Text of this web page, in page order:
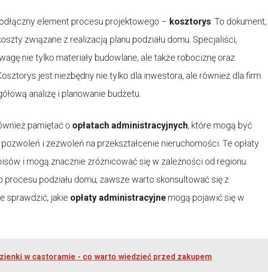
element procesu projektowego – kosztorys . To dokument,
związane z realizacją planu podziału domu. Specjaliści,
nie tylko materiały budowlane, ale także robociznę oraz
jest niezbędny nie tylko dla inwestora, ale również dla firm
analizę i planowanie budżetu.
pamiętać o opłatach administracyjnych, które mogą być
i zezwoleń na przekształcenie nieruchomości. Te opłaty
i mogą znacznie zróżnicować się w zależności od regionu.
podziału domu, zawsze warto skonsultować się z
sprawdzić, jakie opłaty administracyjnemogą pojawić się w
w castoramie - co warto wiedzieć przed zakupem